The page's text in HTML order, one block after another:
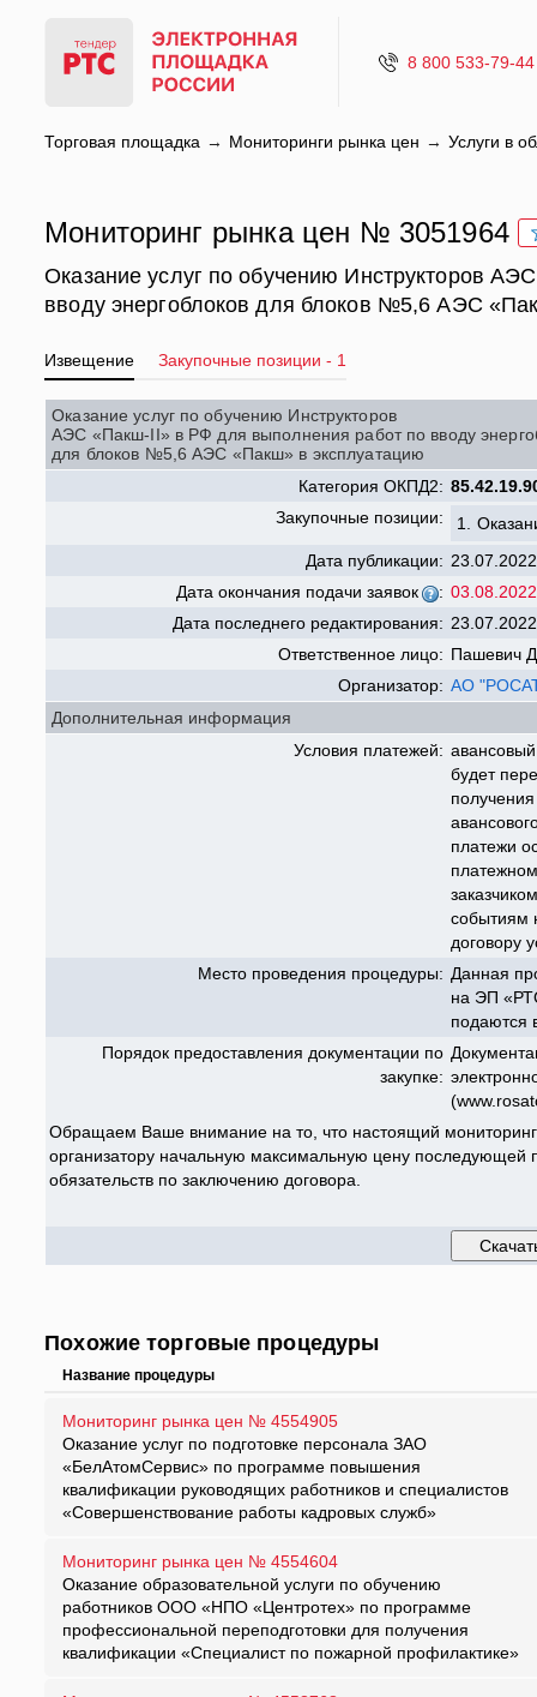
8 800 533-79-44
Торговая площадка Мониторинги рынка цен Услуги в
Мониторинг рынка цен № 3051964
Оказание услуг по обучению Инструкторов
вводу энергоблоков для блоков №5,6 АЭС
Извещение Закупочные позиции - 1
Оказание услуг по обучению Инструкторов
АЭС «Пакш-II» в РФ для выполнения работ по вводу
для блоков №5,6 АЭС «Пакш» в эксплуатацию
Категория ОКПД2:
Закупочные позиции:
1.
Дата публикации:
Дата окончания подачи заявок
:
Дата последнего редактирования:
Ответственное лицо: Пашевич
Организатор: АО
Дополнительная информация
Условия платежей:
будет
платежи
событиям
договору
Место проведения процедуры: Данная
на ЭП
подаются
Порядок предоставления документации по
закупке:
Обращаем Ваше внимание на то, что настоящий
организатору начальную максимальную цену последующей
обязательств по заключению договора.
Похожие торговые процедуры
Название процедуры
Мониторинг рынка цен № 4554905
Оказание услуг по подготовке персонала ЗАО
«БелАтомСервис» по программе повышения
квалификации руководящих работников и специалистов
«Совершенствование работы кадровых служб»
Мониторинг рынка цен № 4554604
Оказание образовательной услуги по обучению
работников ООО «НПО «Центротех» по программе
профессиональной переподготовки для получения
квалификации «Специалист по пожарной профилактике»